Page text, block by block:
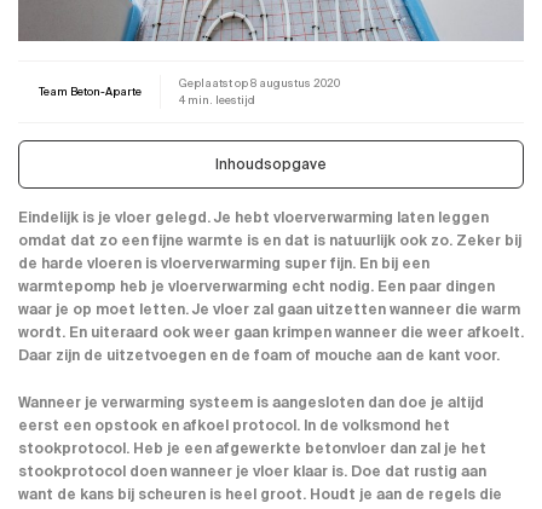
Team Beton-Aparte
Geplaatst op8 augustus 2020
4 min. leestijd
Inhoudsopgave
Eindelijk is je vloer gelegd. Je hebt vloerverwarming laten leggen
omdat dat zo een fijne warmte is en dat is natuurlijk ook zo. Zeker bij
de harde vloeren is vloerverwarming super fijn. En bij een
warmtepomp heb je vloerverwarming echt nodig. Een paar dingen
waar je op moet letten. Je vloer zal gaan uitzetten wanneer die warm
wordt. En uiteraard ook weer gaan krimpen wanneer die weer afkoelt.
Daar zijn de uitzetvoegen en de foam of mouche aan de kant voor.
Wanneer je verwarming systeem is aangesloten dan doe je altijd
eerst een opstook en afkoel protocol. In de volksmond het
stookprotocol. Heb je een afgewerkte betonvloer dan zal je het
stookprotocol doen wanneer je vloer klaar is. Doe dat rustig aan
want de kans bij scheuren is heel groot. Houdt je aan de regels die